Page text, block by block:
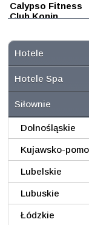
Calypso Fitness
Club Konin
Hotele
Hotele Spa
Siłownie
Dolnośląskie
Kujawsko-
Lubelskie
Lubuskie
Łódzkie